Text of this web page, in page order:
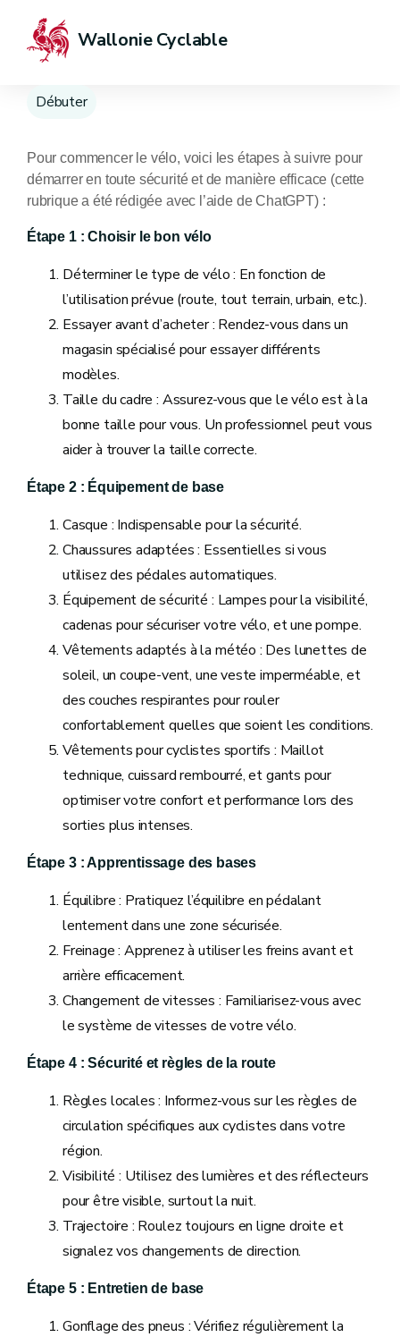
Wallonie Cyclable
Débuter
Pour commencer le vélo, voici les étapes à suivre pour
démarrer en toute sécurité et de manière efficace (cette
rubrique a été rédigée avec l’aide de ChatGPT) :
Étape 1 : Choisir le bon vélo
Déterminer le type de vélo : En fonction de
l’utilisation prévue (route, tout terrain, urbain, etc.).
Essayer avant d’acheter : Rendez-vous dans un
magasin spécialisé pour essayer différents
modèles.
Taille du cadre : Assurez-vous que le vélo est à la
bonne taille pour vous. Un professionnel peut vous
aider à trouver la taille correcte.
Étape 2 : Équipement de base
Casque : Indispensable pour la sécurité.
Chaussures adaptées : Essentielles si vous
utilisez des pédales automatiques.
Équipement de sécurité : Lampes pour la visibilité,
cadenas pour sécuriser votre vélo, et une pompe.
Vêtements adaptés à la météo : Des lunettes de
soleil, un coupe-vent, une veste imperméable, et
des couches respirantes pour rouler
confortablement quelles que soient les conditions.
Vêtements pour cyclistes sportifs : Maillot
technique, cuissard rembourré, et gants pour
optimiser votre confort et performance lors des
sorties plus intenses.
Étape 3 : Apprentissage des bases
Équilibre : Pratiquez l’équilibre en pédalant
lentement dans une zone sécurisée.
Freinage : Apprenez à utiliser les freins avant et
arrière efficacement.
Changement de vitesses : Familiarisez-vous avec
le système de vitesses de votre vélo.
Étape 4 : Sécurité et règles de la route
Règles locales : Informez-vous sur les règles de
circulation spécifiques aux cyclistes dans votre
région.
Visibilité : Utilisez des lumières et des réflecteurs
pour être visible, surtout la nuit.
Trajectoire : Roulez toujours en ligne droite et
signalez vos changements de direction.
Étape 5 : Entretien de base
Gonflage des pneus : Vérifiez régulièrement la